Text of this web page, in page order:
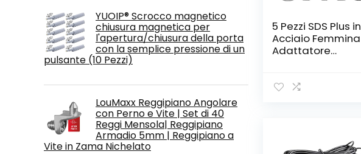
YUOIP® Scrocco magnetico
chiusura magnetica per
l'apertura/chiusura della porta
con la semplice pressione di un
pulsante (10 Pezzi)
LouMaxx Reggipiano Angolare
con Perno e Vite | Set di 40
Reggi Mensola| Reggipiano
Armadio 5mm | Reggipiano a
Vite in Zama Nichelato
5 Pezzi SDS Plus in
Acciaio Femmina
Adattatore
Prolunga Utensili